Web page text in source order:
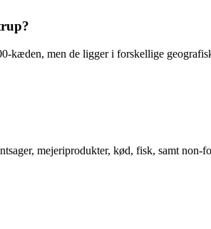
kæden, men de ligger i forskellige
mejeriprodukter, kød, fisk, samt non-